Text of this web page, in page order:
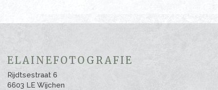
ELAINEFOTOGRAFIE
Rijdtsestraat 6
6603 LE Wijchen